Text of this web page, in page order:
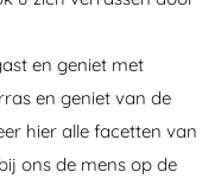
en geniet met
en geniet van de
hier alle facetten van
ons de mens op de